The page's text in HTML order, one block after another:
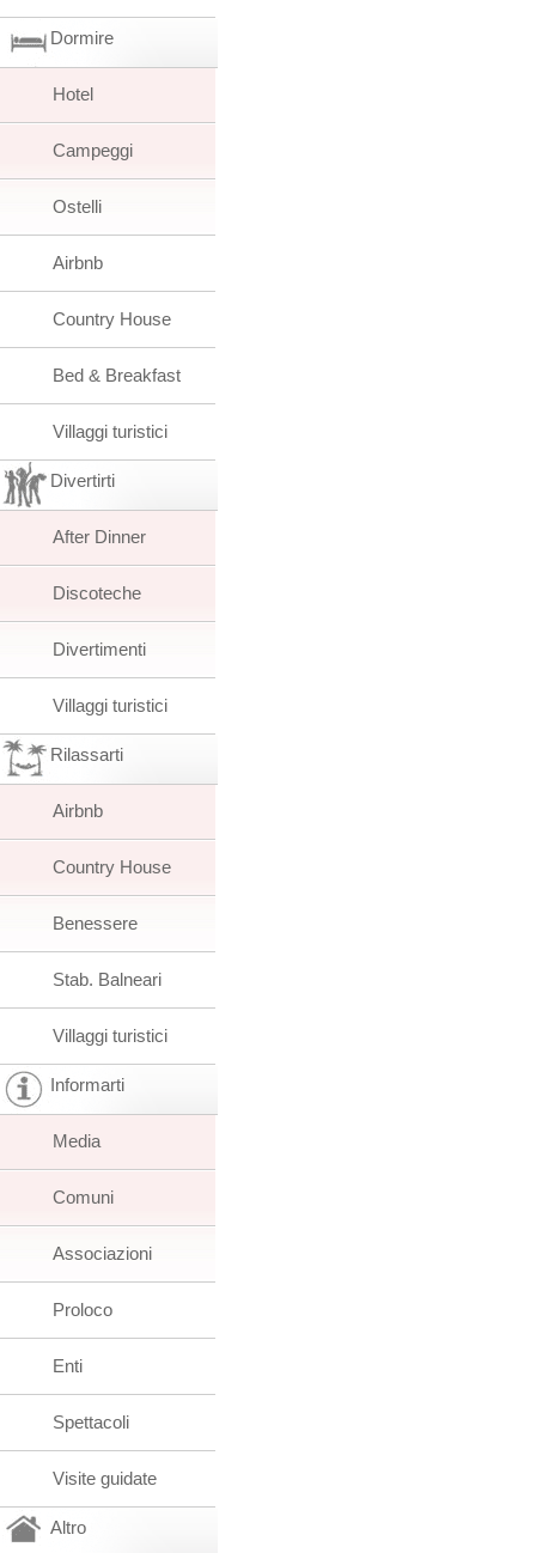
Dormire
Hotel
Campeggi
Ostelli
Airbnb
Country House
Bed & Breakfast
Villaggi turistici
Divertirti
After Dinner
Discoteche
Divertimenti
Villaggi turistici
Rilassarti
Airbnb
Country House
Benessere
Stab. Balneari
Villaggi turistici
Informarti
Media
Comuni
Associazioni
Proloco
Enti
Spettacoli
Visite guidate
Altro